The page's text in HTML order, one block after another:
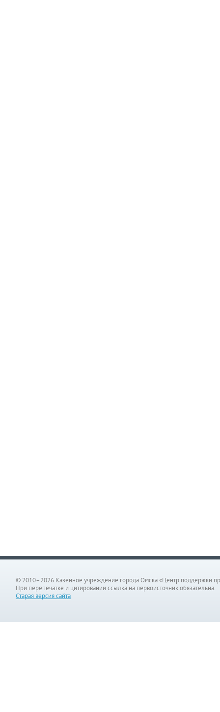
© 2010–2026 Казенное учреждение города Омска «Центр поддержки
При перепечатке и цитировании ссылка на первоисточник обязательна.
Старая версия сайта